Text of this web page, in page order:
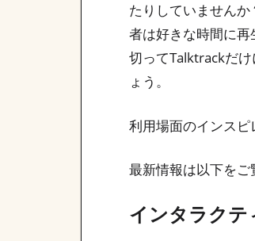
たりしていません
者は好きな時間に
切ってTalktrackだ
ょう。
利用場面のインスピ
最新情報は以下をご
インタラク